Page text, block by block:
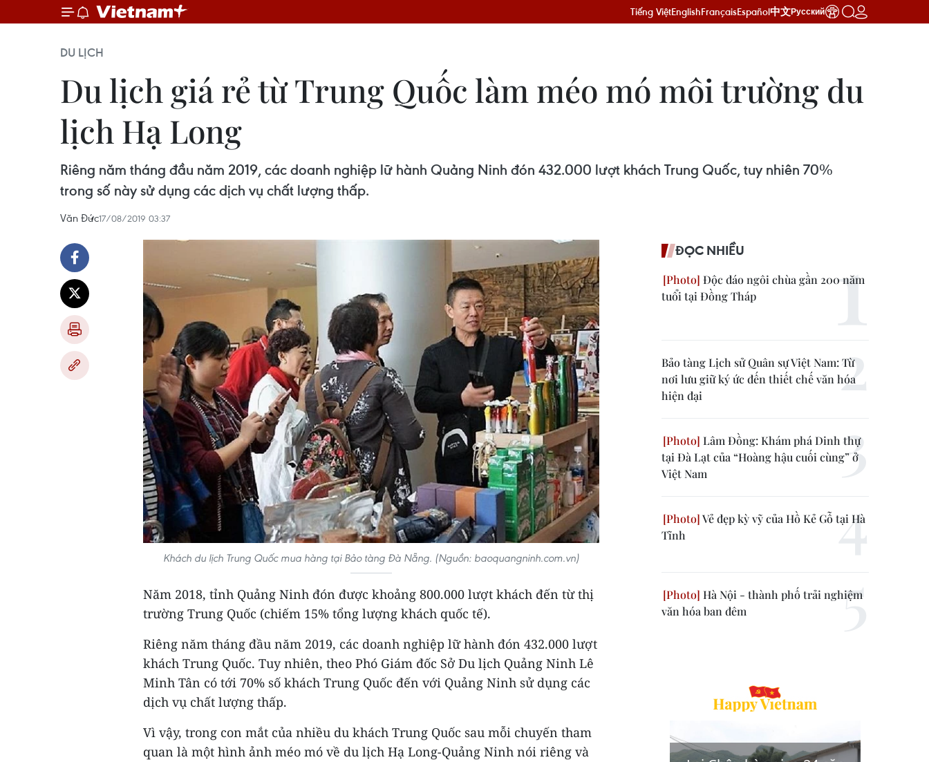
Tiếng ViệtEnglishFrançaisEspañol中文Русский
DU LỊCH
Du lịch giá rẻ từ Trung Quốc làm méo mó môi trường du
lịch Hạ Long
Riêng năm tháng đầu năm 2019, các doanh nghiệp lữ hành Quảng Ninh đón 432.000 lượt khách Trung Quốc, tuy nhiên 70%
trong số này sử dụng các dịch vụ chất lượng thấp.
Văn Đức17/08/2019 03:37
Khách du lịch Trung Quốc mua hàng tại Bảo tàng Đà Nẵng. (Nguồn: baoquangninh.com.vn)
Năm 2018, tỉnh Quảng Ninh đón được khoảng 800.000 lượt khách đến từ thị
trường Trung Quốc (chiếm 15% tổng lượng khách quốc tế).
Riêng năm tháng đầu năm 2019, các doanh nghiệp lữ hành đón 432.000 lượt
khách Trung Quốc. Tuy nhiên, theo Phó Giám đốc Sở Du lịch Quảng Ninh Lê
Minh Tân có tới 70% số khách Trung Quốc đến với Quảng Ninh sử dụng các
dịch vụ chất lượng thấp.
Vì vậy, trong con mắt của nhiều du khách Trung Quốc sau mỗi chuyến tham
quan là một hình ảnh méo mó về du lịch Hạ Long-Quảng Ninh nói riêng và
ĐỌC NHIỀU
Độc đáo ngôi chùa gần 200 năm
tuổi tại Đồng Tháp
Bảo tàng Lịch sử Quân sự Việt Nam: Từ
nơi lưu giữ ký ức đến thiết chế văn hóa
hiện đại
Lâm Đồng: Khám phá Dinh thự
tại Đà Lạt của “Hoàng hậu cuối cùng” ở
Việt Nam
Vẻ đẹp kỳ vỹ của Hồ Kẻ Gỗ tại Hà
Tĩnh
Hà Nội - thành phố trải nghiệm
văn hóa ban đêm